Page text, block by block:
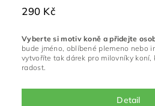
290 Kč
Detail
Vyberte si motiv koně a přidejte
bude jméno, oblíbené plemeno nebo
vytvoříte tak dárek pro milovníky koní,
radost.